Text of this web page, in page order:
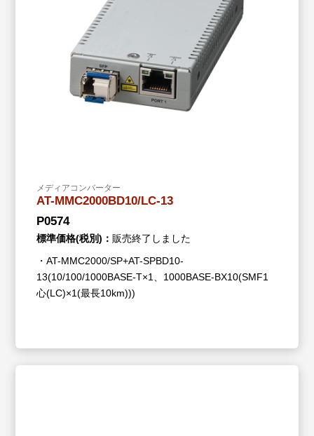
メディアコンバーター
AT-MMC2000BD10/LC-13
P0574
標準価格(税別)： 販売終了しました
・AT-MMC2000/SP+AT-SPBD10-
13(10/100/1000BASE-T×1、1000BASE-BX10(SMF1
心(LC)×1(最長10km)))